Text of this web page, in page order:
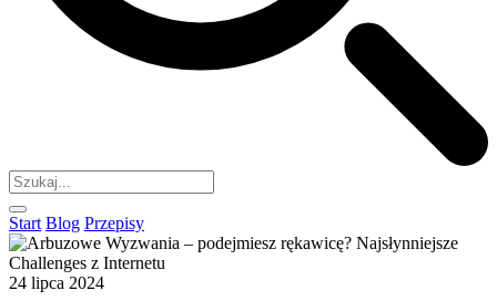
Start Blog Przepisy
24 lipca 2024